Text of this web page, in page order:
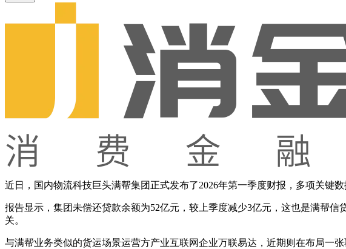
近日，国内物流科技巨头满帮集团正式发布了2026年第一季度财报，多项关键数
报告显示，集团未偿还贷款余额为52亿元，较上季度减少3亿元，这也是满帮
关。
与满帮业务类似的货运场景运营方产业互联网企业万联易达，近期则在布局一